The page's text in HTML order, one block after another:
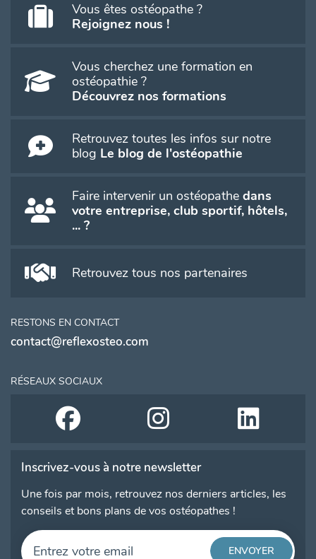
Vous êtes ostéopathe ?
Rejoignez nous !
Vous cherchez une formation en
ostéopathie ?
Découvrez nos formations
Retrouvez toutes les infos sur notre
blog Le blog de l'ostéopathie
Faire intervenir un ostéopathe dans
votre entreprise, club sportif, hôtels,
... ?
Retrouvez tous nos partenaires
RESTONS EN CONTACT
contact@reflexosteo.com
RÉSEAUX SOCIAUX
Inscrivez-vous à notre newsletter
Une fois par mois, retrouvez nos derniers articles, les
conseils et bons plans de vos ostéopathes !